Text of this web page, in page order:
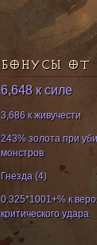
БОНУСЫ ОТ
6,648 к силе
3,686 к живучести
243% золота при
монстров
Гнезда (4)
0.325*1001+% к
критического удара